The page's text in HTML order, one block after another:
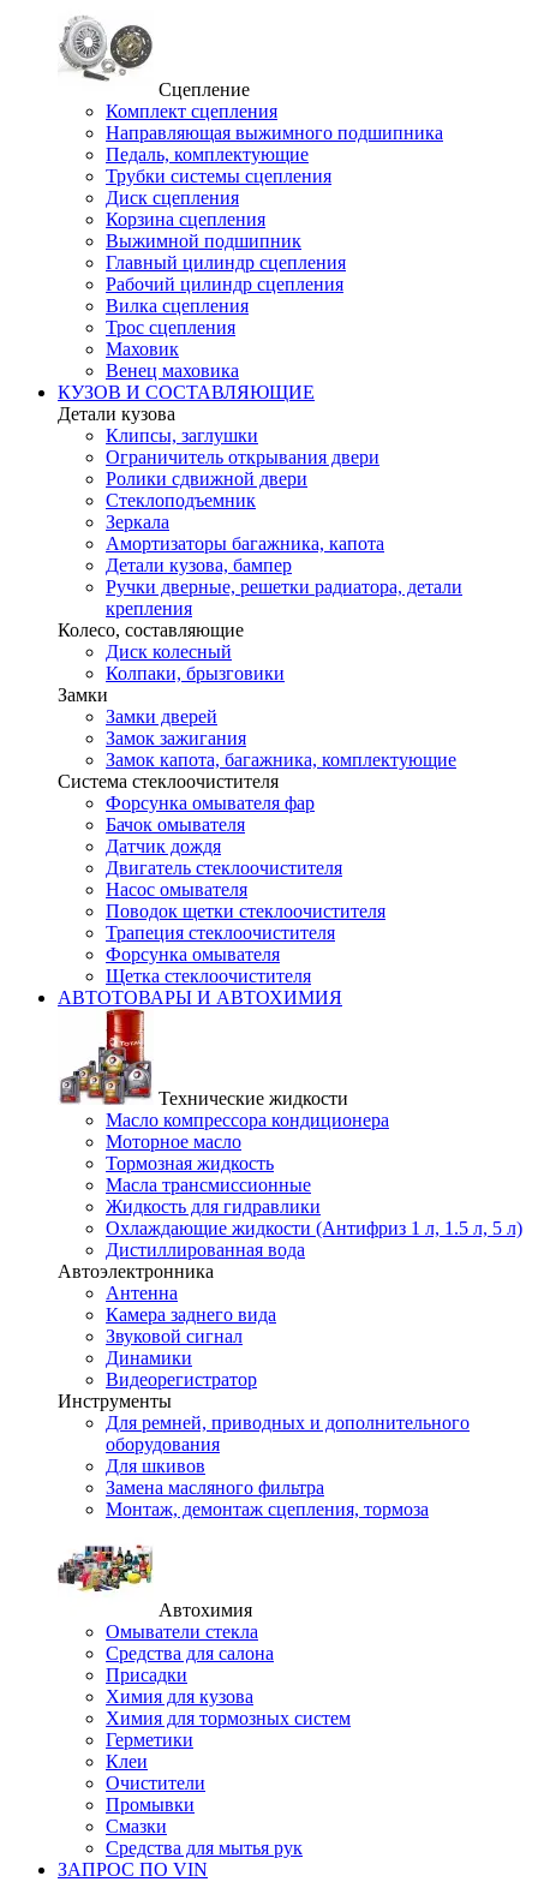
Сцепление
Комплект сцепления
Направляющая выжимного подшипника
Педаль, комплектующие
Трубки системы сцепления
Диск сцепления
Корзина сцепления
Выжимной подшипник
Главный цилиндр сцепления
Рабочий цилиндр сцепления
Вилка сцепления
Трос сцепления
Маховик
Венец маховика
КУЗОВ И СОСТАВЛЯЮЩИЕ
Детали кузова
Клипсы, заглушки
Ограничитель открывания двери
Ролики сдвижной двери
Стеклоподъемник
Зеркала
Амортизаторы багажника, капота
Детали кузова, бампер
Ручки дверные, решетки радиатора, детали
крепления
Колесо, составляющие
Диск колесный
Колпаки, брызговики
Замки
Замки дверей
Замок зажигания
Замок капота, багажника, комплектующие
Система стеклоочистителя
Форсунка омывателя фар
Бачок омывателя
Датчик дождя
Двигатель стеклоочистителя
Насос омывателя
Поводок щетки стеклоочистителя
Трапеция стеклоочистителя
Форсунка омывателя
Щетка стеклоочистителя
АВТОТОВАРЫ И АВТОХИМИЯ
Технические жидкости
Масло компрессора кондиционера
Моторное масло
Тормозная жидкость
Масла трансмиссионные
Жидкость для гидравлики
Охлаждающие жидкости (Антифриз 1 л, 1.5 л, 5 л)
Дистиллированная вода
Автоэлектронника
Антенна
Камера заднего вида
Звуковой сигнал
Динамики
Видеорегистратор
Инструменты
Для ремней, приводных и дополнительного
оборудования
Для шкивов
Замена масляного фильтра
Монтаж, демонтаж сцепления, тормоза
Автохимия
Омыватели стекла
Средства для салона
Присадки
Химия для кузова
Химия для тормозных систем
Герметики
Клеи
Очистители
Промывки
Смазки
Средства для мытья рук
ЗАПРОС ПО VIN